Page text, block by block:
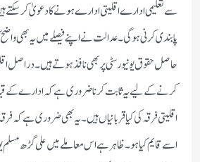
سے تعلیمی ادارے اقلیتی ادارے ہونے کا دعویٰ کرسکتے
حاصل حقوق یونیورسٹی پر بھی نافذ ہوتے ہیں۔دراصل
کرنے کے لیے یہ ثابت کرنا ضروری ہے کہ ادارے کے
اقلیتی فرقہ کی کیا قربانیاں ہیں۔یہ بھی ضروری ہے
اسے قایم کیا ہو۔ ظاہر ہے اس معاملے میں علی گڑھ مسلم